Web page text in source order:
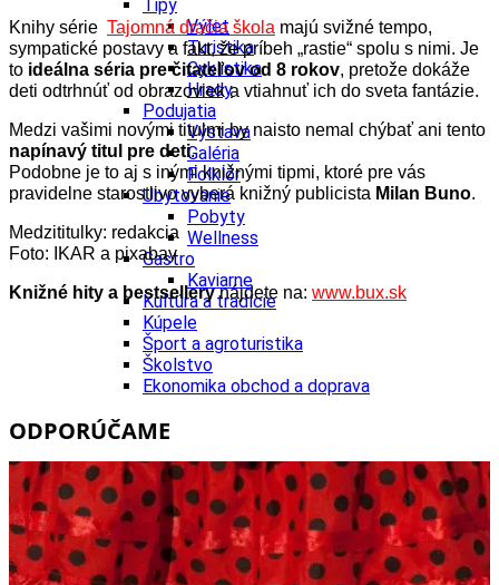
Tipy
Výlet
Turistika
Cyklistika
Hrady
Podujatia
Výstava
Galéria
Folklór
Ubytovanie
Pobyty
Wellness
Gastro
Kaviarne
Kultúra a tradície
Kúpele
Šport a agroturistika
Školstvo
Ekonomika obchod a doprava
Knihy série Tajomná dračia škola majú svižné tempo,
sympatické postavy a fakt, že príbeh „rastie“ spolu s nimi. Je
to ideálna séria pre čitateľov od 8 rokov, pretože dokáže
deti odtrhnúť od obrazoviek a vtiahnuť ich do sveta fantázie.
Medzi vašimi novými titulmi by naisto nemal chýbať ani tento
napínavý titul pre deti.
Podobne je to aj s inými knižnými tipmi, ktoré pre vás
pravidelne starostlivo vyberá knižný publicista Milan Buno.
Medzititulky: redakcia
Foto: IKAR a pixabay
Knižné hity a bestsellerynájdete na: www.bux.sk
ODPORÚČAME